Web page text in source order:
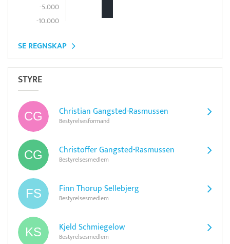
-5.000
-10.000
SE REGNSKAP
STYRE
Christian Gangsted-Rasmussen
Bestyrelsesformand
Christoffer Gangsted-Rasmussen
Bestyrelsesmedlem
Finn Thorup Sellebjerg
Bestyrelsesmedlem
Kjeld Schmiegelow
Bestyrelsesmedlem